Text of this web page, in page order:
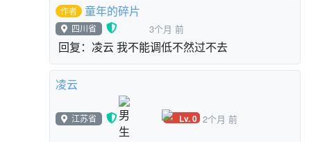
作者 童年的碎片
四川省 3个月 前
回复：凌云 我不能调低不然过不去
凌云
江苏省 Lv. 0 2个月 前